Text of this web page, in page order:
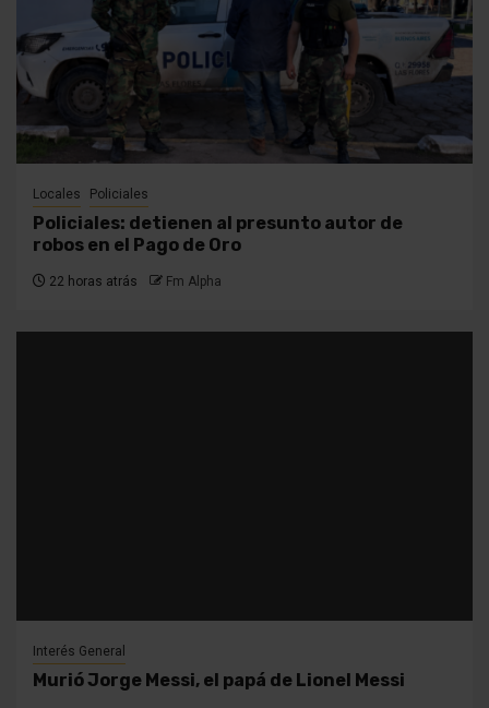
Locales Policiales
Policiales: detienen al presunto autor de
robos en el Pago de Oro
22 horas atrás Fm Alpha
Interés General
Murió Jorge Messi, el papá de Lionel Messi